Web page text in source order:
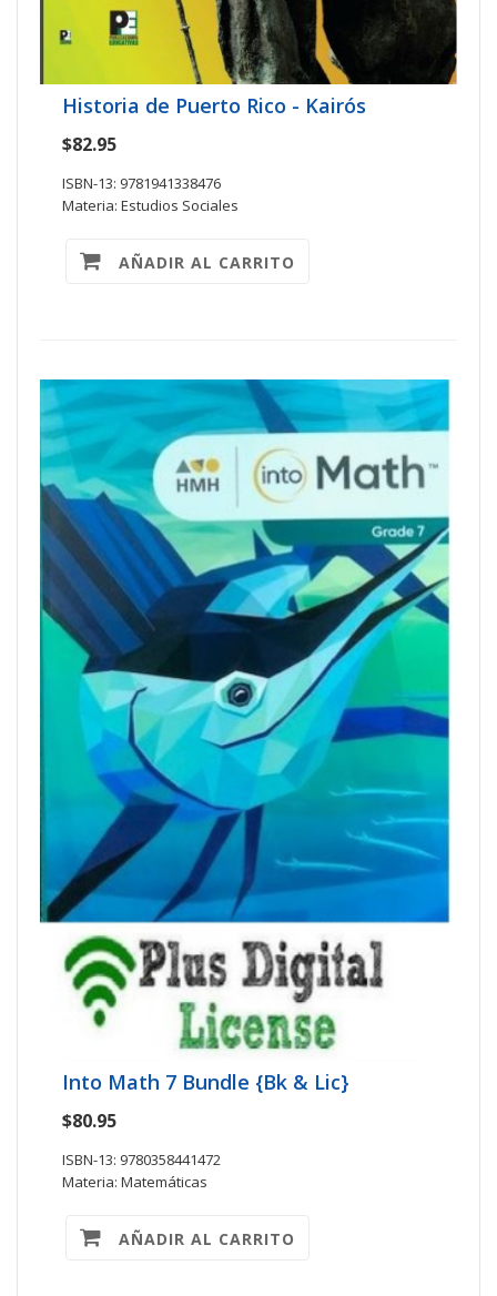
Historia de Puerto Rico - Kairós
$82.95
ISBN-13: 9781941338476
Materia: Estudios Sociales
AÑADIR AL CARRITO
Into Math 7 Bundle {Bk & Lic}
$80.95
ISBN-13: 9780358441472
Materia: Matemáticas
AÑADIR AL CARRITO